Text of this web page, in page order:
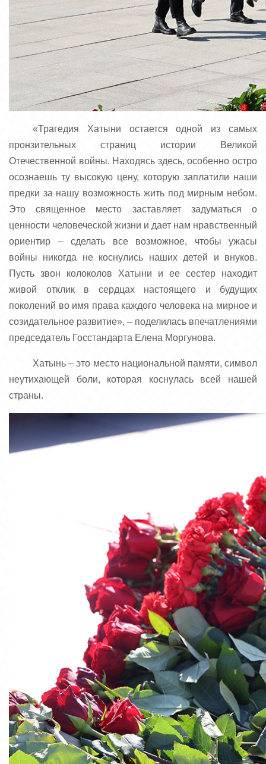
«Трагедия Хатыни остается одной из самых
пронзительных страниц истории Великой
Отечественной войны. Находясь здесь, особенно остро
осознаешь ту высокую цену, которую заплатили наши
предки за нашу возможность жить под мирным небом.
Это священное место заставляет задуматься о
ценности человеческой жизни и дает нам нравственный
ориентир – сделать все возможное, чтобы ужасы
войны никогда не коснулись наших детей и внуков.
Пусть звон колоколов Хатыни и ее сестер находит
живой отклик в сердцах настоящего и будущих
поколений во имя права каждого человека на мирное и
созидательное развитие», – поделилась впечатлениями
председатель Госстандарта Елена Моргунова.
Хатынь – это место национальной памяти, символ
неутихающей боли, которая коснулась всей нашей
страны.